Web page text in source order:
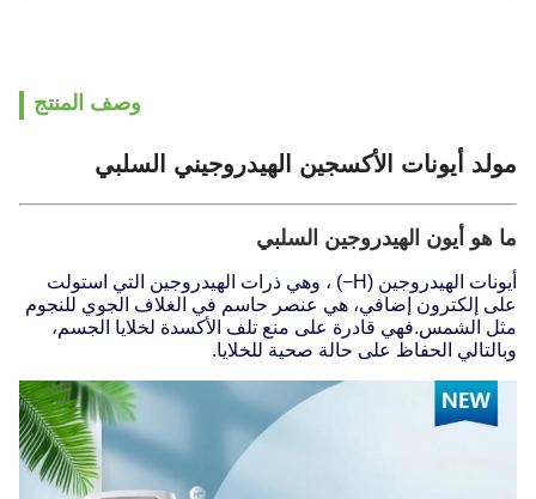
وصف المنتج
مولد أيونات الأكسجين الهيدروجيني السلبي
ما هو أيون الهيدروجين السلبي
أيونات الهيدروجين (H−) ، وهي ذرات الهيدروجين التي استولت
على إلكترون إضافي، هي عنصر حاسم في الغلاف الجوي للنجوم
مثل الشمس.فهي قادرة على منع تلف الأكسدة لخلايا الجسم،
وبالتالي الحفاظ على حالة صحية للخلايا.